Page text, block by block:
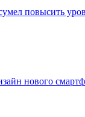
повысить
нового